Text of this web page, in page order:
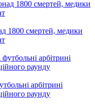
1800 смертей, медики
арбітрині
раунду